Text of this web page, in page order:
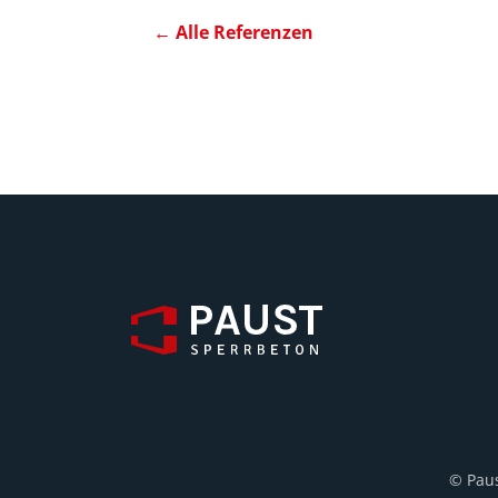
← Alle Referenzen
©